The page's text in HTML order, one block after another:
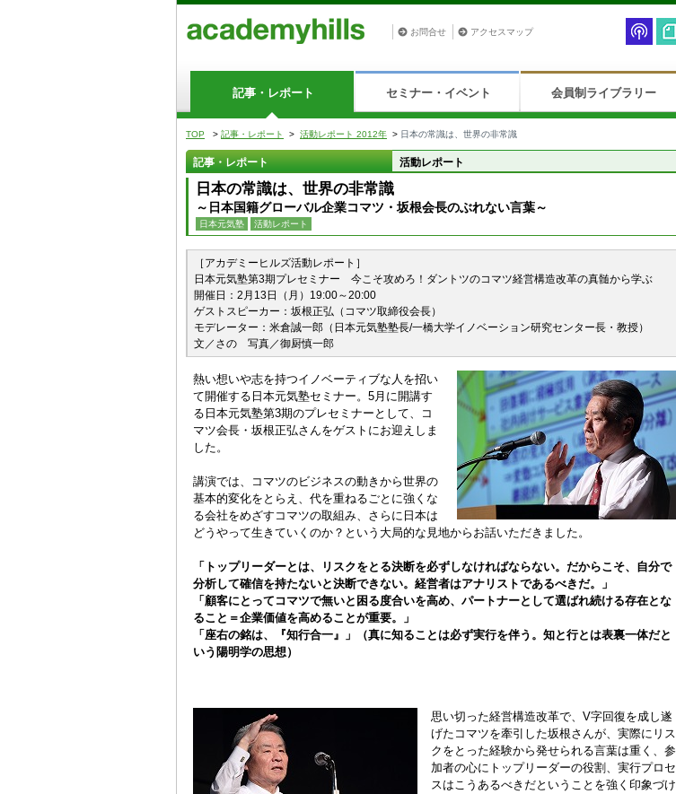
お問合せ アクセスマップ
記事・レポート セミナー・イベント 会員制ライブラリー
TOP > 記事・レポート > 活動レポート 2012年 > 日本の常識は、世界の非常識
記事・レポート 活動レポート
日本の常識は、世界の非常識
～日本国籍グローバル企業コマツ・坂根会長のぶれない言葉～
日本元気塾 活動レポート
［アカデミーヒルズ活動レポート］
日本元気塾第3期プレセミナー 今こそ攻めろ！ダントツのコマツ経営構造改革の真髄から学ぶ
開催日：2月13日（月）19:00～20:00
ゲストスピーカー：坂根正弘（コマツ取締役会長）
モデレーター：米倉誠一郎（日本元気塾塾長/一橋大学イノベーション研究センター長・教授）
文／さの 写真／御厨慎一郎
熱い想いや志を持つイノベーティブな人を招い
て開催する日本元気塾セミナー。5月に開講す
る日本元気塾第3期のプレセミナーとして、コ
マツ会長・坂根正弘さんをゲストにお迎えしま
した。
講演では、コマツのビジネスの動きから世界の
基本的変化をとらえ、代を重ねるごとに強くな
る会社をめざすコマツの取組み、さらに日本は
どうやって生きていくのか？という大局的な見地からお話いただきました。
「トップリーダーとは、リスクをとる決断を必ずしなければならない。だからこそ、自分で
分析して確信を持たないと決断できない。経営者はアナリストであるべきだ。」
「顧客にとってコマツで無いと困る度合いを高め、パートナーとして選ばれ続ける存在とな
ること＝企業価値を高めることが重要。」
「座右の銘は、『知行合一』」（真に知ることは必ず実行を伴う。知と行とは表裏一体だと
いう陽明学の思想）
思い切った経営構造改革で、V字回復を成し遂
げたコマツを牽引した坂根さんが、実際にリス
クをとった経験から発せられる言葉は重く、参
加者の心にトップリーダーの役割、実行プロセ
スはこうあるべきだということを強く印象づけ